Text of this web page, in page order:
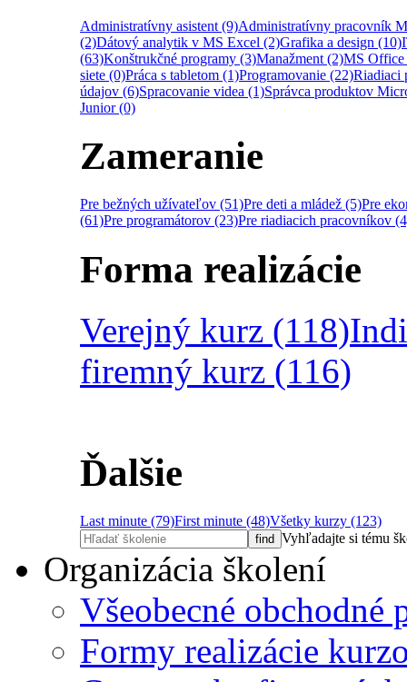
Administratívny asistent (9)Administratívny pracovník
(2)Dátový analytik v MS Excel (2)Grafika a design (10)
(63)Konštrukčné programy (3)Manažment (2)MS Office
siete (0)Práca s tabletom (1)Programovanie (22)Riadiaci
údajov (6)Spracovanie videa (1)Správca produktov
Junior (0)
Zameranie
Pre bežných užívateľov (51)Pre deti a mládež (5)Pre
(61)Pre programátorov (23)Pre riadiacich pracovníkov
Forma realizácie
Verejný kurz (118)
firemný kurz (116)
Ďalšie
Last minute (79)First minute (48)Všetky kurzy (123)
Vyhľadajte si tému
Organizácia školení
Všeobecné obchodné
Formy realizácie